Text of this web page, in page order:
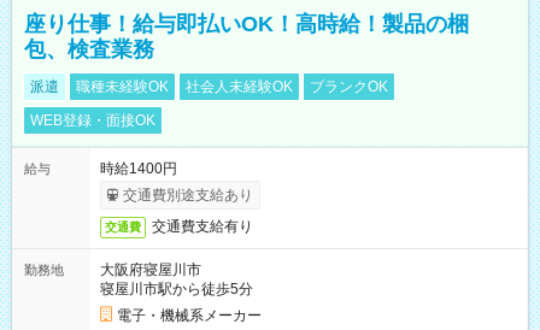
座り仕事！給与即払いOK！高時給！製品の梱
包、検査業務
派遣 職種未経験OK 社会人未経験OK
ブランクOK
WEB登録・面接OK
給与
時給1400円
交通費別途支給あり
交通費 交通費支給有り
勤務地
大阪府寝屋川市
寝屋川市駅から徒歩5分
電子・機械系メーカー